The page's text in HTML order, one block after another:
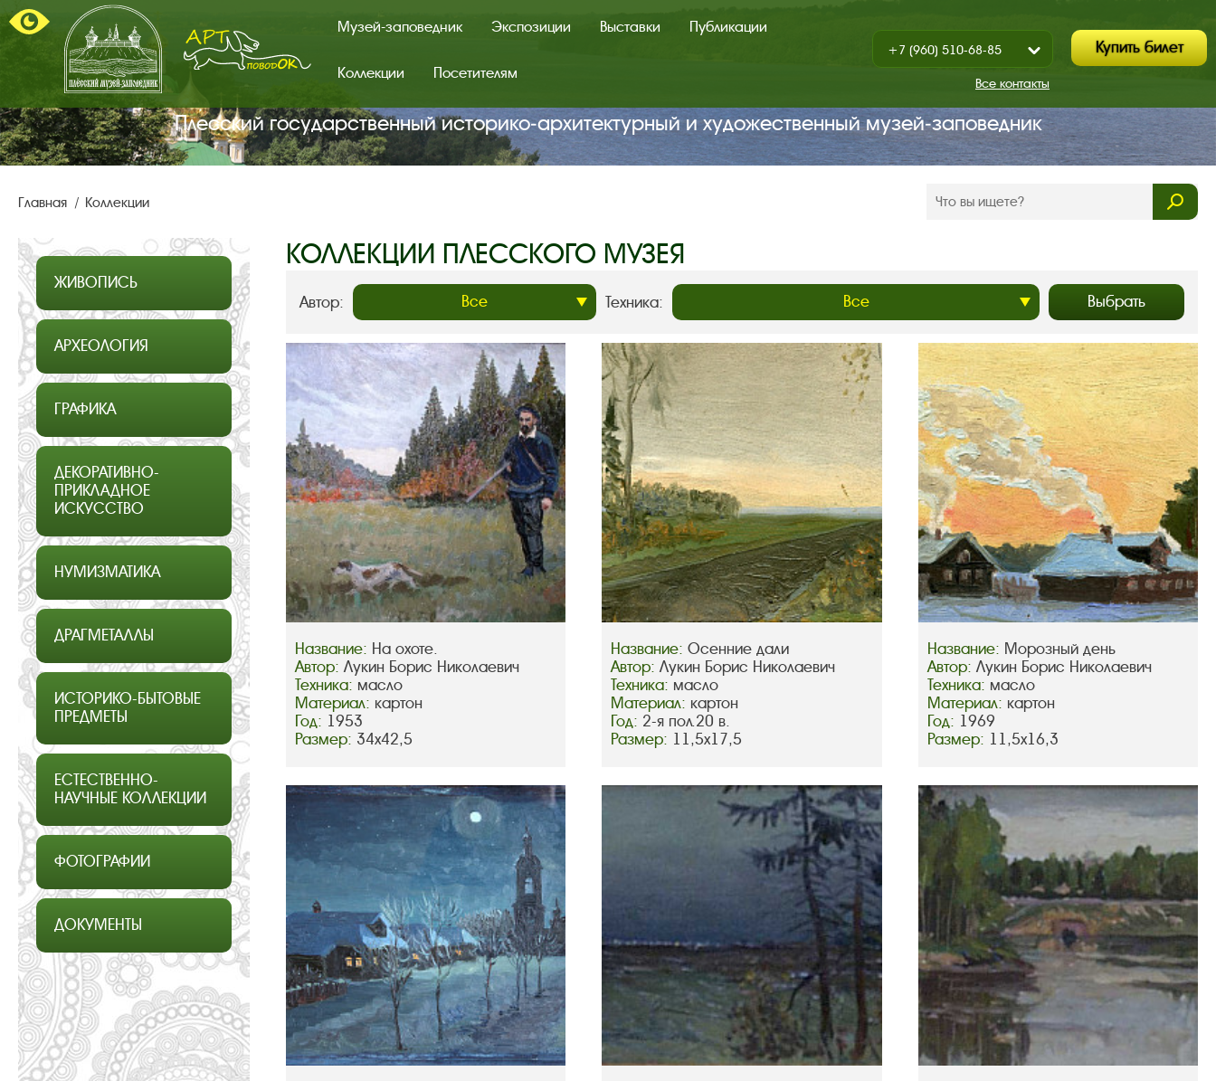
Главная
страница.
поводок.
Музей-заповедник Экспозиции Выставки Публикации
Коллекции Посетителям
Показать
/
Закрыть
+7 (960) 510-68-85
+7 (930) 347-67-70Все контакты
Купить билет
Плесский государственный историко‑архитектурный и художественный музей‑заповедник
Главная Коллекции
ЖИВОПИСЬ
АРХЕОЛОГИЯ
ГРАФИКА
ДЕКОРАТИВНО-
ПРИКЛАДНОЕ
ИСКУССТВО
НУМИЗМАТИКА
ДРАГМЕТАЛЛЫ
ИСТОРИКО-БЫТОВЫЕ
ПРЕДМЕТЫ
ЕСТЕСТВЕННО-
НАУЧНЫЕ КОЛЛЕКЦИИ
ФОТОГРАФИИ
ДОКУМЕНТЫ
КОЛЛЕКЦИИ ПЛЕССКОГО МУЗЕЯ
Автор: Техника: Выбрать
Название: На охоте.
Автор: Лукин Борис Николаевич
Техника: масло
Материал: картон
Год: 1953
Размер: 34х42,5
Название:Осенние дали
Автор:Лукин Борис Николаевич
Техника: масло
Материал: картон
Год: 2-я пол.20 в.
Размер: 11,5х17,5
Название: Морозный день
Автор: Лукин Борис Николаевич
Техника: масло
Материал: картон
Год: 1969
Размер: 11,5х16,3